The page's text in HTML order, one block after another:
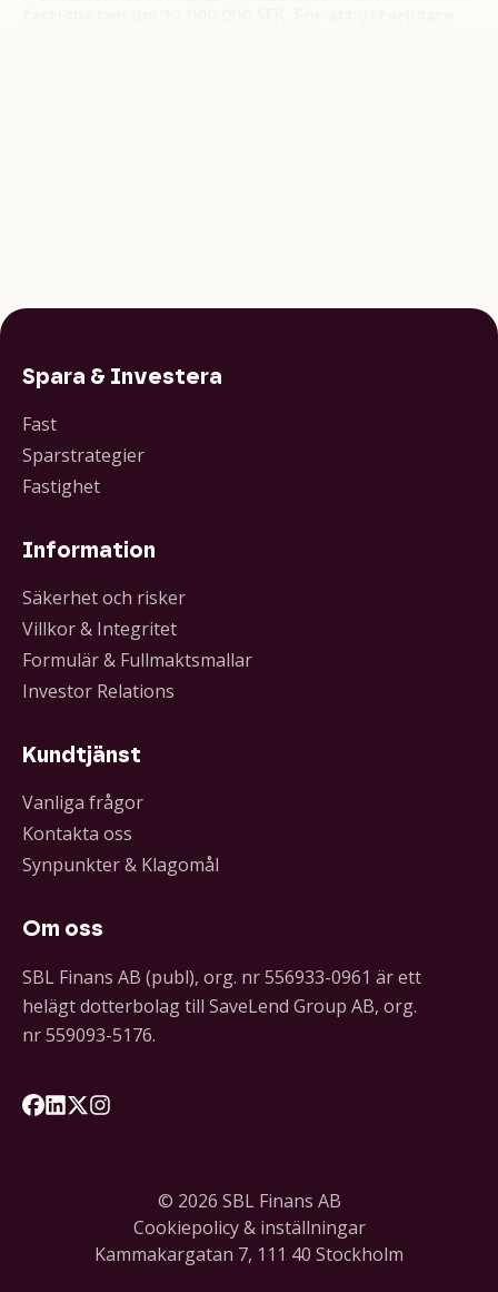
Spara & Investera
Fast
Sparstrategier
Fastighet
Information
Säkerhet och risker
Villkor & Integritet
Formulär & Fullmaktsmallar
Investor Relations
Kundtjänst
Vanliga frågor
Kontakta oss
Synpunkter & Klagomål
Om oss
SBL Finans AB (publ), org. nr 556933-0961 är ett
helägt dotterbolag till SaveLend Group AB, org.
nr 559093-5176.
Följ oss på Facebook
Följ oss på LinkedIn
Följ oss på X
Följ oss på Instagram
© 2026 SBL Finans AB
Cookiepolicy & inställningar
Kammakargatan 7, 111 40 Stockholm